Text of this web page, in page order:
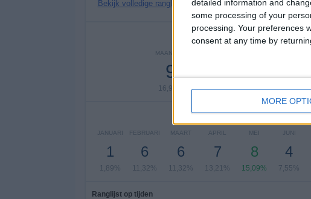
detailed information and
some processing of your
processing. Your preferences
consent at any time by
MORE
Bekijk volledige ranglijst
Aantal
MAANDAG
9
16,98% 1,89% 1,89%
Aantal
JANUARI
1
1,89%
FEBRUARI
6
11,32%
MAART
6
11,32%
APRIL
7
13,21%
MEI
8
15,09%
JUNI
4
7,55%
Ranglijst op tijden